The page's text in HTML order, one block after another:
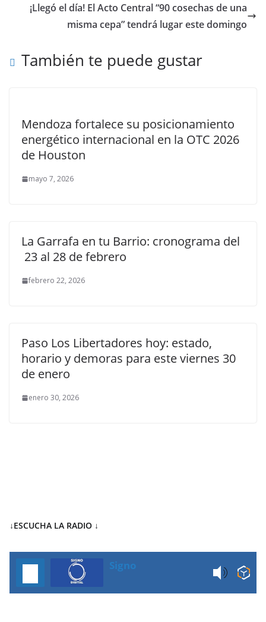
¡Llegó el día! El Acto Central “90 cosechas de una
misma cepa” tendrá lugar este domingo
También te puede gustar
Mendoza fortalece su posicionamiento
energético internacional en la OTC 2026
de Houston
mayo 7, 2026
La Garrafa en tu Barrio: cronograma del
23 al 28 de febrero
febrero 22, 2026
Paso Los Libertadores hoy: estado,
horario y demoras para este viernes 30
de enero
enero 30, 2026
↓ESCUCHA LA RADIO ↓
Signo